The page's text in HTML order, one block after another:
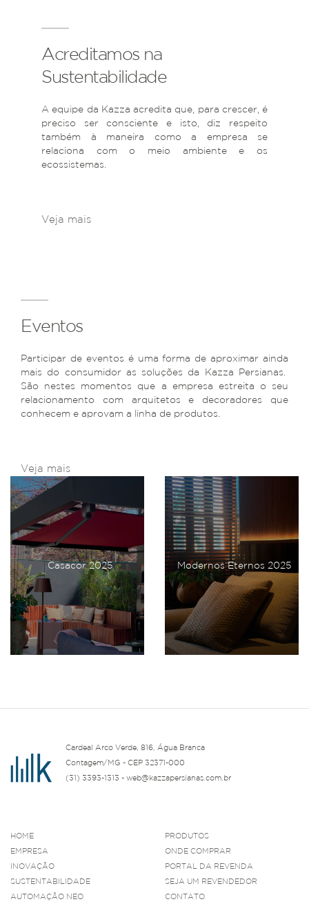
Acreditamos na
Sustentabilidade
A equipe da Kazza acredita que, para crescer, é
preciso ser consciente e isto, diz respeito
também à maneira como a empresa se
relaciona com o meio ambiente e os
ecossistemas.
Veja mais
Eventos
Participar de eventos é uma forma de aproximar ainda
mais do consumidor as soluções da Kazza Persianas.
São nestes momentos que a empresa estreita o seu
relacionamento com arquitetos e decoradores que
conhecem e aprovam a linha de produtos.
Veja mais
Casacor 2025 Modernos Eternos 2025
Cardeal Arco Verde, 816, Água Branca
Contagem/MG - CEP 32371-000
(31) 3393-1313 - web@kazzapersianas.com.br
HOME
EMPRESA
INOVAÇÃO
SUSTENTABILIDADE
AUTOMAÇÃO NEO
PRODUTOS
ONDE COMPRAR
PORTAL DA REVENDA
SEJA UM REVENDEDOR
CONTATO